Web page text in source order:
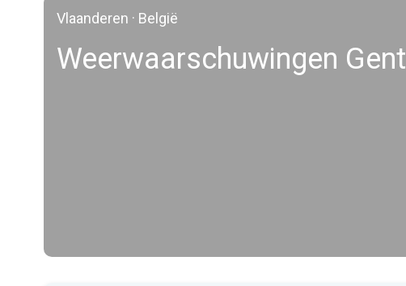
Vlaanderen · België
Weerwaarschuwingen Gent